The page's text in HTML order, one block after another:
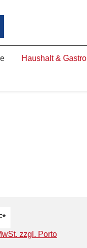
Haushalt & Gastro
zzgl. Porto